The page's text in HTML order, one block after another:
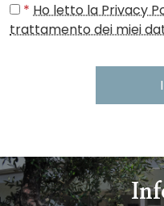
* Ho letto la Privacy
trattamento dei miei